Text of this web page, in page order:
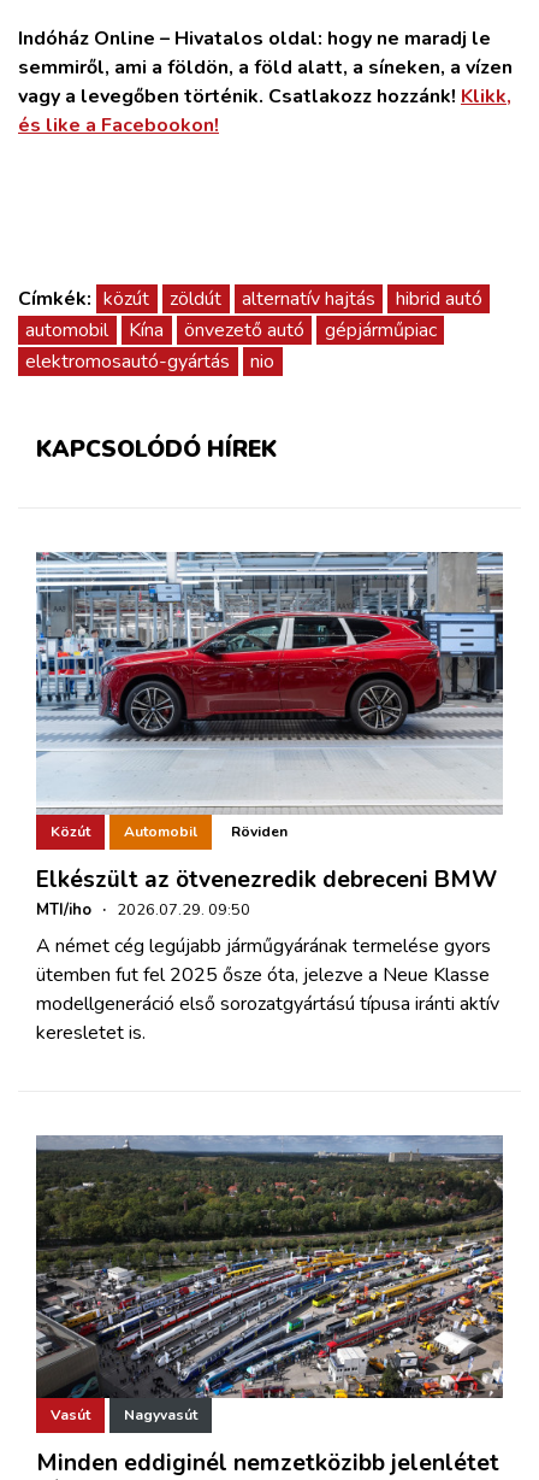
Indóház Online – Hivatalos oldal: hogy ne maradj le
semmiről, ami a földön, a föld alatt, a síneken, a vízen
vagy a levegőben történik. Csatlakozz hozzánk! Klikk,
és like a Facebookon!
Címkék: közút zöldút alternatív hajtás
hibrid autó
automobil
Kína önvezető autó
gépjárműpiac
elektromosautó-gyártás
nio
KAPCSOLÓDÓ HÍREK
Közút Automobil Röviden
Elkészült az ötvenezredik debreceni BMW
MTI/iho · 2026.07.29. 09:50
A német cég legújabb járműgyárának termelése gyors
ütemben fut fel 2025 ősze óta, jelezve a Neue Klasse
modellgeneráció első sorozatgyártású típusa iránti aktív
keresletet is.
Vasút Nagyvasút
Minden eddiginél nemzetközibb jelenlétet